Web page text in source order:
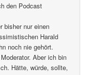
den Podcast
bisher nur einen
Harald
noch nie gehört.
Aber ich bin
Hätte, würde, sollte,